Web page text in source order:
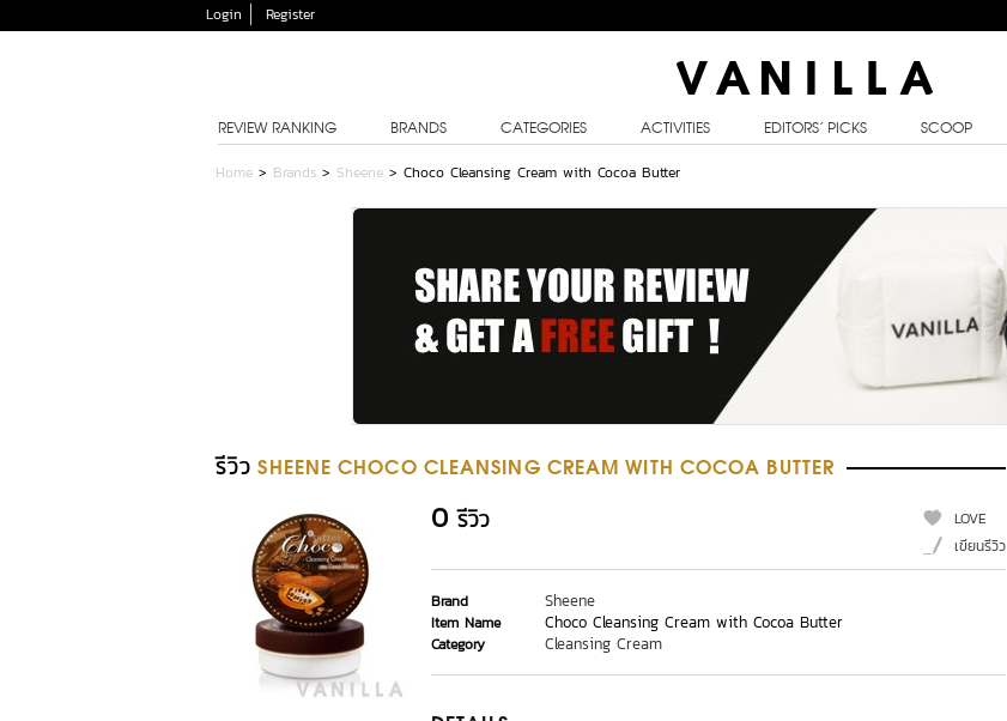
Login Register
REVIEW RANKING BRANDS CATEGORIES ACTIVITIES EDITORS’ PICKS SCOOP
Home > Brands > Sheene > Choco Cleansing Cream with Cocoa Butter
รีวิว SHEENE CHOCO CLEANSING CREAM WITH COCOA BUTTER
0 รีวิว
LOVE
เขียนรีวิว
Brand Sheene
Item Name Choco Cleansing Cream with Cocoa Butter
Category Cleansing Cream